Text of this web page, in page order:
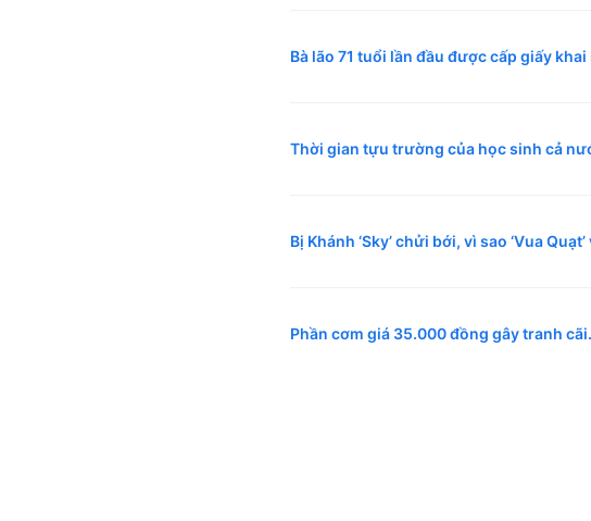
Bà lão 71 tuổi lần đầu được cấp giấy
Thời gian tựu trường của học sinh cả
Bị Khánh ‘Sky’ chửi bới, vì sao ‘Vua
Phần cơm giá 35.000 đồng gây tranh